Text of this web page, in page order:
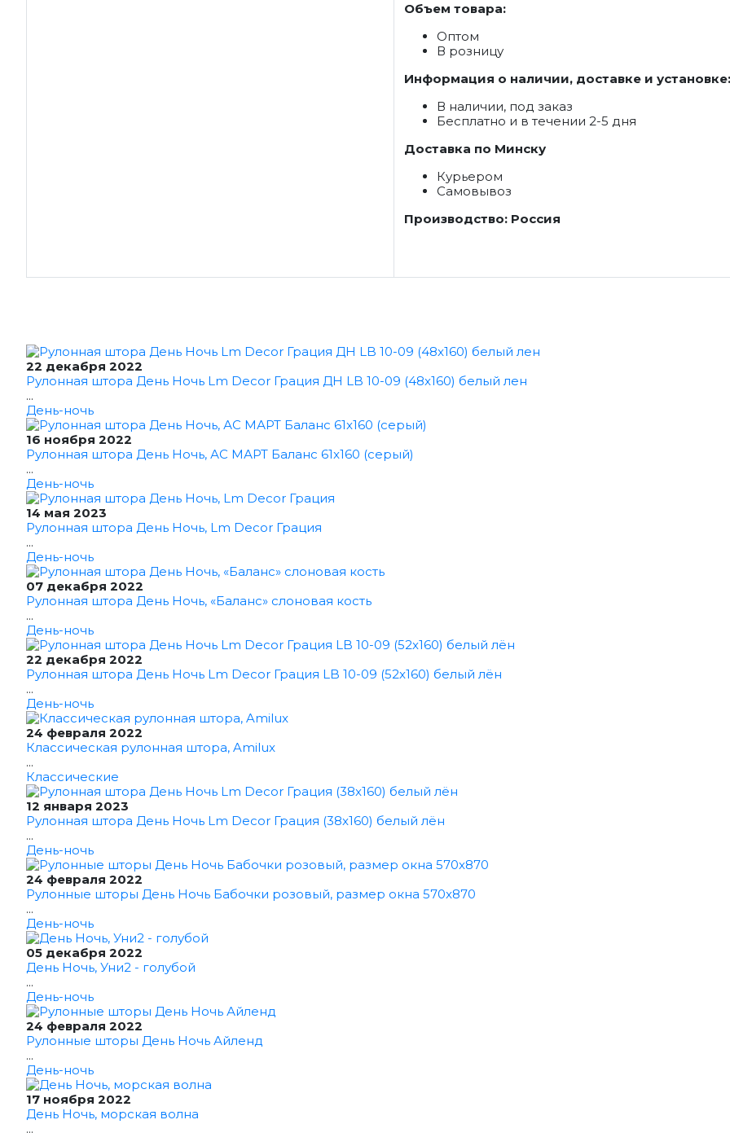
Объем товара:
Оптом
В розницу
Информация о наличии, доставке и установке:
В наличии, под заказ
Бесплатно и в течении 2-5 дня
Доставка по Минску
Курьером
Самовывоз
Производство: Россия
22 декабря 2022
Рулонная штора День Ночь Lm Decor Грация ДН LB 10-09 (48x160) белый лен
...
День-ночь
16 ноября 2022
Рулонная штора День Ночь, АС МАРТ Баланс 61x160 (серый)
...
День-ночь
14 мая 2023
Рулонная штора День Ночь, Lm Decor Грация
...
День-ночь
07 декабря 2022
Рулонная штора День Ночь, «Баланс» слоновая кость
...
День-ночь
22 декабря 2022
Рулонная штора День Ночь Lm Decor Грация LB 10-09 (52x160) белый лён
...
День-ночь
24 февраля 2022
Классическая рулонная штора, Amilux
...
Классические
12 января 2023
Рулонная штора День Ночь Lm Decor Грация (38x160) белый лён
...
День-ночь
24 февраля 2022
Рулонные шторы День Ночь Бабочки розовый, размер окна 570x870
...
День-ночь
05 декабря 2022
День Ночь, Уни2 - голубой
...
День-ночь
24 февраля 2022
Рулонные шторы День Ночь Айленд
...
День-ночь
17 ноября 2022
День Ночь, морская волна
...